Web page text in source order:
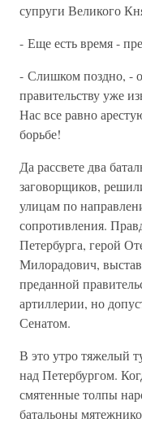
супруги Великого
- Еще есть время -
- Слишком поздно, -
правительству уже
Нас все равно
борьбе!
Да рассвете два
заговорщиков,
улицам по
сопротивления.
Петербурга, герой
Милорадович,
преданной
артиллерии, но
Сенатом.
В это утро тяжелый
над Петербургом.
смятенные толпы
батальоны